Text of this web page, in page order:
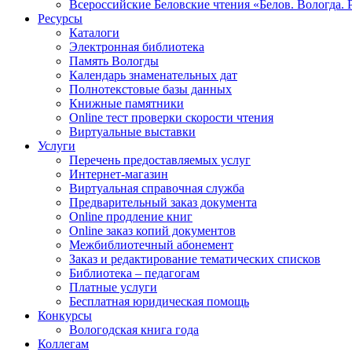
Всероссийские Беловские чтения «Белов. Вологда.
Ресурсы
Каталоги
Электронная библиотека
Память Вологды
Календарь знаменательных дат
Полнотекстовые базы данных
Книжные памятники
Online тест проверки скорости чтения
Виртуальные выставки
Услуги
Перечень предоставляемых услуг
Интернет-магазин
Виртуальная справочная служба
Предварительный заказ документа
Online продление книг
Online заказ копий документов
Межбиблиотечный абонемент
Заказ и редактирование тематических списков
Библиотека – педагогам
Платные услуги
Бесплатная юридическая помощь
Конкурсы
Вологодская книга года
Коллегам